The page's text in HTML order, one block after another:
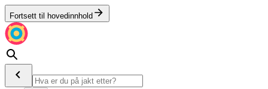
Fortsett til hovedinnhold